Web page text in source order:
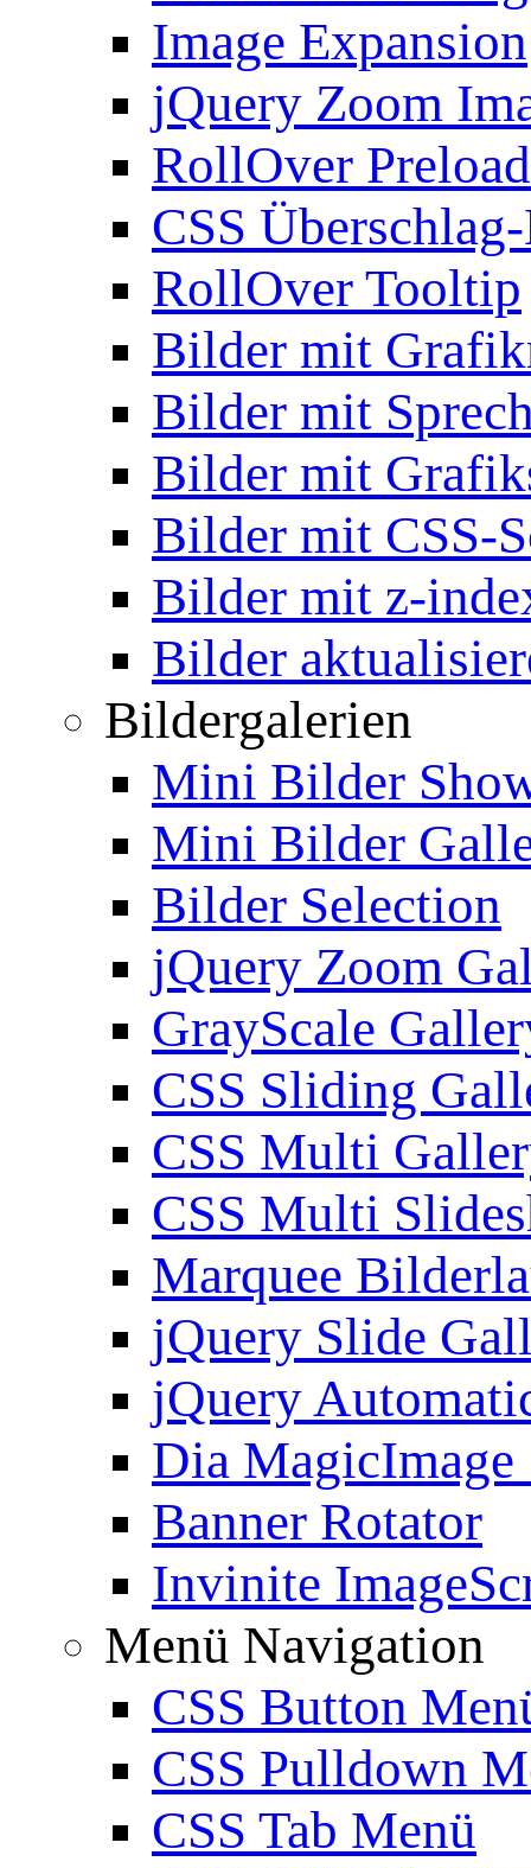
Image Expansion
jQuery Zoom
RollOver Preload
CSS
RollOver Tooltip
Bilder mit
Bilder mit
Bilder mit
Bilder mit CSS-
Bilder mit z-
Bilder
Bildergalerien
Mini Bilder
Mini Bilder
Bilder Selection
jQuery Zoom
GrayScale
CSS Sliding
CSS Multi
CSS Multi
Marquee
jQuery Slide
jQuery
Dia MagicImage
Banner Rotator
Invinite
Menü Navigation
CSS Button
CSS Pulldown
CSS Tab Menü